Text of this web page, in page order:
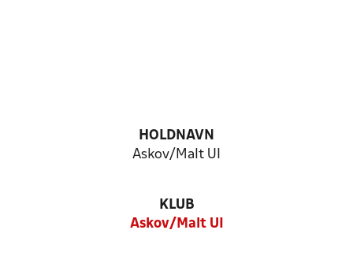
HOLDNAVN
Askov/Malt UI
KLUB
Askov/Malt UI